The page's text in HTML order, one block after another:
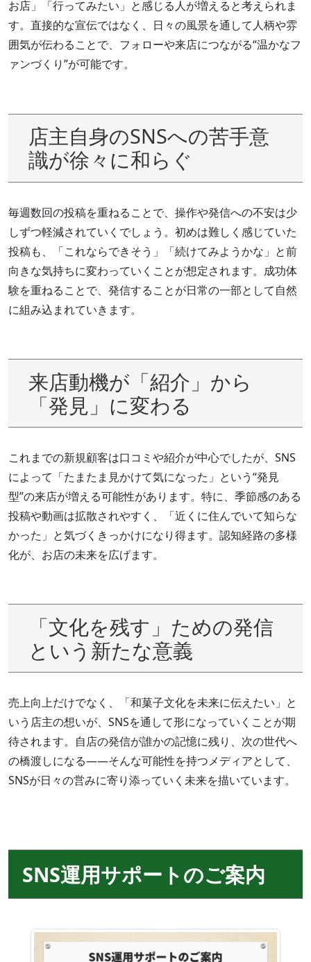
お店」「行ってみたい」と感じる人が増えると考えられま
す。直接的な宣伝ではなく、日々の風景を通して人柄や雰
囲気が伝わることで、フォローや来店につながる“温かなフ
ァンづくり”が可能です。
店主自身のSNSへの苦手意
識が徐々に和らぐ
毎週数回の投稿を重ねることで、操作や発信への不安は少
しずつ軽減されていくでしょう。初めは難しく感じていた
投稿も、「これならできそう」「続けてみようかな」と前
向きな気持ちに変わっていくことが想定されます。成功体
験を重ねることで、発信することが日常の一部として自然
に組み込まれていきます。
来店動機が「紹介」から
「発見」に変わる
これまでの新規顧客は口コミや紹介が中心でしたが、SNS
によって「たまたま見かけて気になった」という“発見
型”の来店が増える可能性があります。特に、季節感のある
投稿や動画は拡散されやすく、「近くに住んでいて知らな
かった」と気づくきっかけになり得ます。認知経路の多様
化が、お店の未来を広げます。
「文化を残す」ための発信
という新たな意義
売上向上だけでなく、「和菓子文化を未来に伝えたい」と
いう店主の想いが、SNSを通して形になっていくことが期
待されます。自店の発信が誰かの記憶に残り、次の世代へ
の橋渡しになる――そんな可能性を持つメディアとして、
SNSが日々の営みに寄り添っていく未来を描いています。
SNS運用サポートのご案内